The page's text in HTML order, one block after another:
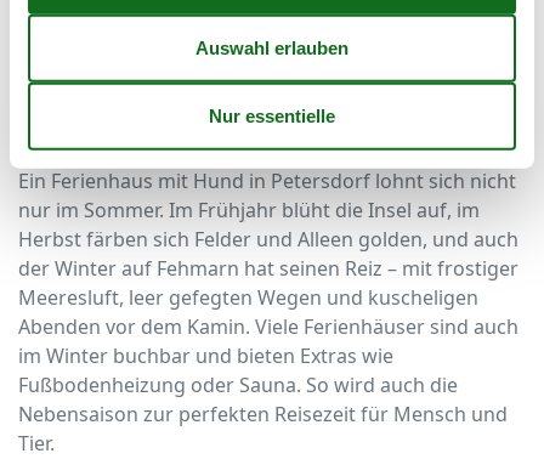
entspannt neben Ihnen ruht – das ist Urlaub in seiner
Ganzjähriger Erholungsort für
Hundeliebhaber
Ein Ferienhaus mit Hund in Petersdorf lohnt sich nicht
nur im Sommer. Im Frühjahr blüht die Insel auf, im
Herbst färben sich Felder und Alleen golden, und auch
der Winter auf Fehmarn hat seinen Reiz – mit frostiger
Meeresluft, leer gefegten Wegen und kuscheligen
Abenden vor dem Kamin. Viele Ferienhäuser sind auch
im Winter buchbar und bieten Extras wie
Fußbodenheizung oder Sauna. So wird auch die
Nebensaison zur perfekten Reisezeit für Mensch und
Tier.